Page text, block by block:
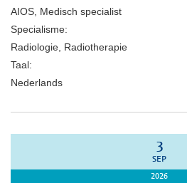
AIOS, Medisch specialist
Specialisme:
Radiologie, Radiotherapie
Taal:
Nederlands
3
SEP
2026